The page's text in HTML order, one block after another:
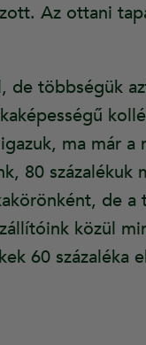
Az ottani
de többségük
ma már a
80 százalékuk
de
közül
60 százaléka